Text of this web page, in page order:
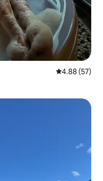
평점 4.88점(5
4.88 (57)